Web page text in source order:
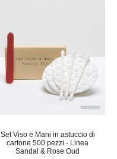
Set Viso e Mani in astuccio di
cartone 500 pezzi - Linea
Sandal & Rose Oud